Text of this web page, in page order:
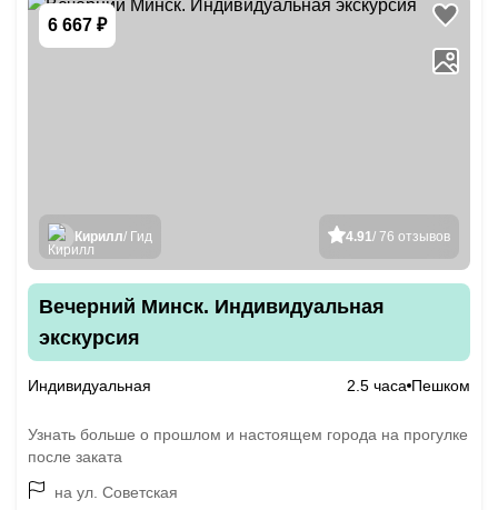
6 667 ₽
4.91/ 76 отзывов
Кирилл/ Гид
Вечерний Минск. Индивидуальная
экскурсия
Индивидуальная 2.5 часа Пешком
Узнать больше о прошлом и настоящем города на прогулке
после заката
на ул. Советская